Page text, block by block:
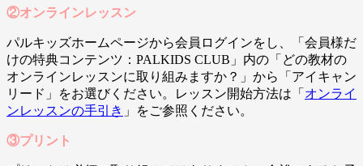
②オンラインレッスン
パルキッズホームページから会員ログインをし、「会員様だ
けの特典コンテンツ：PALKIDS CLUB」内の「どの教材の
オンラインレッスンに取り組みますか？」から「アイキャン
リード」をお選びください。レッスン開始方法は「 オンライ
ンレッスンの手引き 」をご参照ください。
③プリント